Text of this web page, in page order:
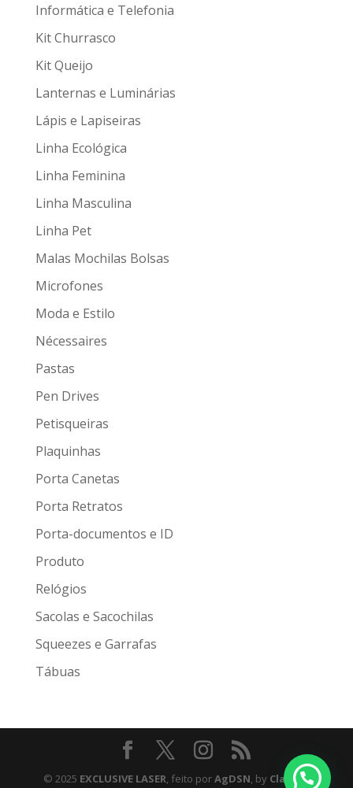
Informática e Telefonia
Kit Churrasco
Kit Queijo
Lanternas e Luminárias
Lápis e Lapiseiras
Linha Ecológica
Linha Feminina
Linha Masculina
Linha Pet
Malas Mochilas Bolsas
Microfones
Moda e Estilo
Nécessaires
Pastas
Pen Drives
Petisqueiras
Plaquinhas
Porta Canetas
Porta Retratos
Porta-documentos e ID
Produto
Relógios
Sacolas e Sacochilas
Squeezes e Garrafas
Tábuas
© 2025 EXCLUSIVE LASER, feito porAgDSN, by Claudio